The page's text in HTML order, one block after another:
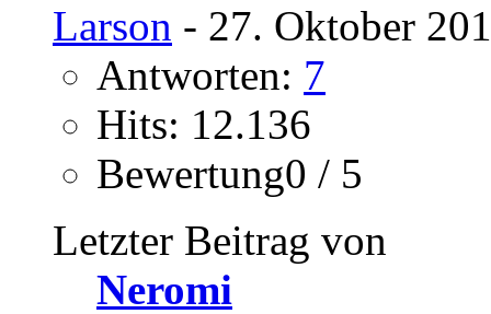
Larson - 27. Oktober
Antworten: 7
Hits: 12.136
Bewertung0 / 5
Letzter Beitrag von
Neromi